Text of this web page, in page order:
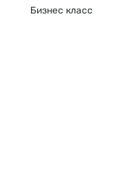
Бизнес класс